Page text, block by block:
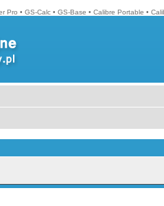
Pro • GS-Calc • GS-Base • Calibre Portable •